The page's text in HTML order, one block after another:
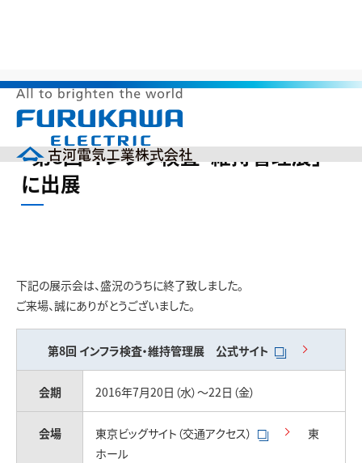
ニ
ュ
企業情報
サステナビリティ
採用情報
English
中文(簡体)
製品カタログ
ニュース
お問い合わせ
HOME > 製品情報 > 展示会出展情報 >
理展」に出展
「第8回 インフラ検査・維持管理展」
に出展
下記の展示会は、盛況のうちに終了致しました。
ご来場、誠にありがとうございました。
第8回 インフラ検査・維持管理展 公式サイト
会期 2016年7月20日（水）～22日（金）
会場 東京ビッグサイト（交通アクセス）
東
ホール